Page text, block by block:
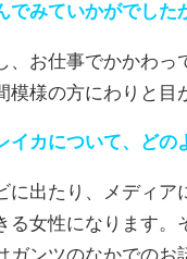
みていかがでした
お仕事でかかわっ
様の方にわりと目
カについて、どの
出たり、メディア
女性になります
ガンツのなかでの